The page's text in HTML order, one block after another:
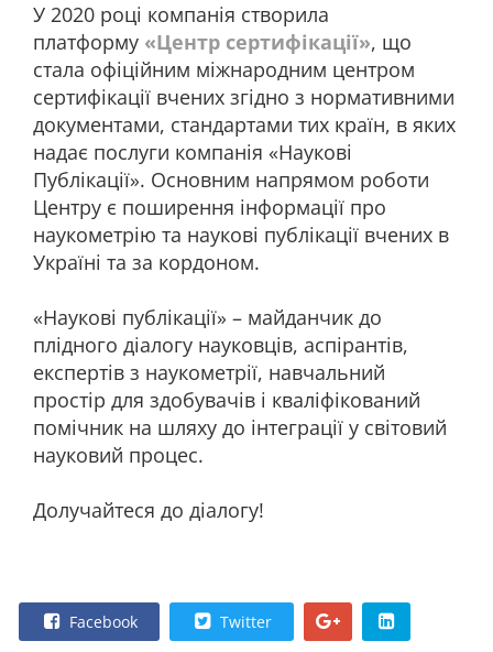
У 2020 році компанія створила
платформу «Центр сертифікації», що
стала офіційним міжнародним центром
сертифікації вчених згідно з нормативними
документами, стандартами тих країн, в яких
надає послуги компанія «Наукові
Публікації». Основним напрямом роботи
Центру є поширення інформації про
наукометрію та наукові публікації вчених в
Україні та за кордоном.
«Наукові публікації» – майданчик до
плідного діалогу науковців, аспірантів,
експертів з наукометрії, навчальний
простір для здобувачів і кваліфікований
помічник на шляху до інтеграції у світовий
науковий процес.
Долучайтеся до діалогу!
Facebook Twitter